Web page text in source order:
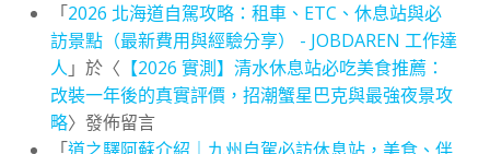
「2026 北海道自駕攻略：租車、ETC、休息站與必
訪景點（最新費用與經驗分享） - JOBDAREN 工作達
人 」於〈 【2026 實測】清水休息站必吃美食推薦：
改裝一年後的真實評價，招潮蟹星巴克與最強夜景攻
略〉發佈留言